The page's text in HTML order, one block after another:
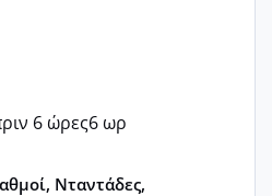
6 ώρες6 ωρ
Νταντάδες,